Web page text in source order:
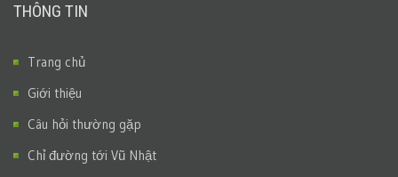
THÔNG TIN
Trang chủ
Giới thiệu
Câu hỏi thường gặp
Chỉ đường tới Vũ Nhật